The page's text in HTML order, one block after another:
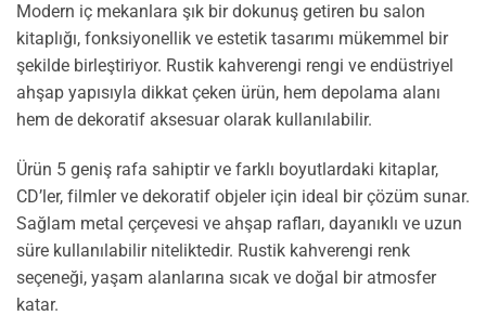
Modern iç mekanlara şık bir dokunuş getiren bu salon
kitaplığı, fonksiyonellik ve estetik tasarımı mükemmel bir
şekilde birleştiriyor. Rustik kahverengi rengi ve endüstriyel
ahşap yapısıyla dikkat çeken ürün, hem depolama alanı
hem de dekoratif aksesuar olarak kullanılabilir.
Ürün 5 geniş rafa sahiptir ve farklı boyutlardaki kitaplar,
CD’ler, filmler ve dekoratif objeler için ideal bir çözüm sunar.
Sağlam metal çerçevesi ve ahşap rafları, dayanıklı ve uzun
süre kullanılabilir niteliktedir. Rustik kahverengi renk
seçeneği, yaşam alanlarına sıcak ve doğal bir atmosfer
katar.